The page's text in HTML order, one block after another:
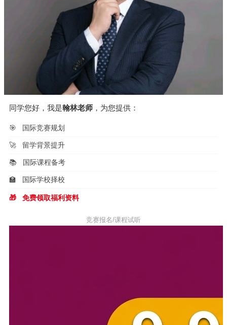
同学您好，我是翰林老师 ，为您提供：
🎯 国际竞赛规划
🚀 留学背景提升
📚 国际课程备考
🏫 国际学校择校
🎁 免费领取福利资料
竞赛报名/课程试听